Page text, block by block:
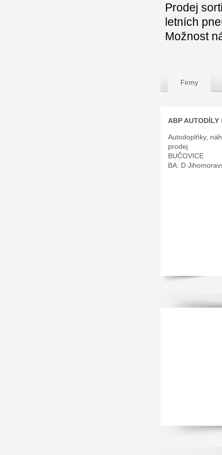
Prodej
letních
Možnost
Firmy
ABP AUTODÍLY
Autodoplňky,
prodej
BUČOVICE
BA: D